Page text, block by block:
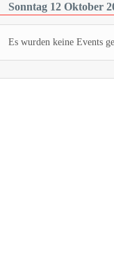
Sonntag 12 Oktober
Es wurden keine Events